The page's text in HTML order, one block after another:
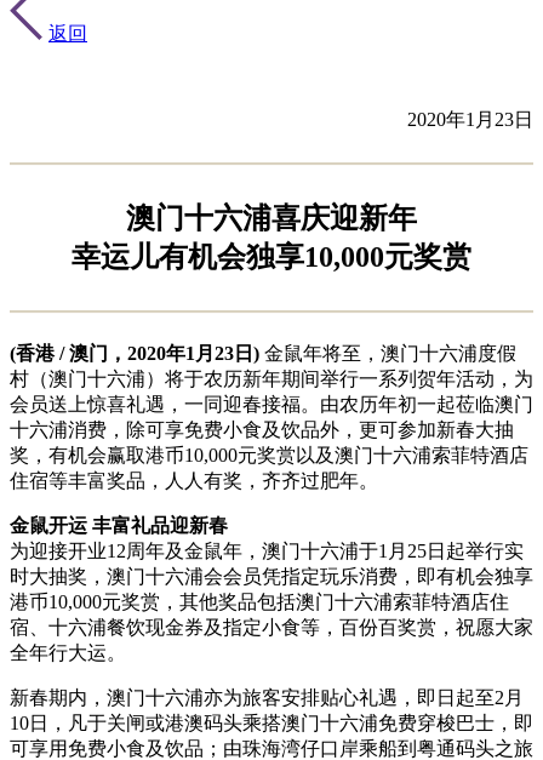
返回
2020年1月23日
澳门十六浦喜庆迎新年
幸运儿有机会独享10,000元奖赏
(香港/澳门， 2020年1 月 23 日 ) 金鼠年将至，澳门十六浦度假
村（澳门十六浦）将于农历新年期间举行一系列贺年活动，为
会员送上惊喜礼遇，一同迎春接福。由农历年初一起莅临澳门
十六浦消费，除可享免费小食及饮品外，更可参加新春大抽
奖，有机会赢取港币10,000元奖赏以及澳门十六浦索菲特酒店
住宿等丰富奖品，人人有奖，齐齐过肥年。
金鼠开运 丰富礼品迎新春
为迎接开业12周年及金鼠年，澳门十六浦于1月25日起举行实
时大抽奖，澳门十六浦会会员凭指定玩乐消费，即有机会独享
港币10,000元奖赏，其他奖品包括澳门十六浦索菲特酒店住
宿、十六浦餐饮现金券及指定小食等，百份百奖赏，祝愿大家
全年行大运。
新春期内，澳门十六浦亦为旅客安排贴心礼遇，即日起至2月
10日，凡于关闸或港澳码头乘搭澳门十六浦免费穿梭巴士，即
可享用免费小食及饮品；由珠海湾仔口岸乘船到粤通码头之旅